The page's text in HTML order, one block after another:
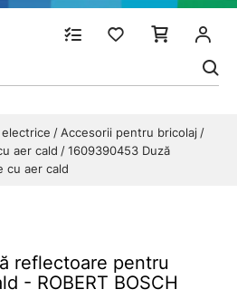
Accesorii pentru bricolaj
aer cald
1609390453 Duză
cu aer cald
reflectoare pentru
- ROBERT BOSCH